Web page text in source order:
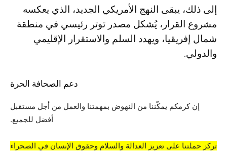
إلى ذلك، يبقى النهج الأمريكي الجديد، الذي يعكسه
مشروع القرار، يُشكل مصدر توتر رئيسي في منطقة
شمال إفريقيا، ويهدد السلم والاستقرار الإقليمي
والدولي.
دعم الصحافة الحرة
إن كرمكم يمكّننا من النهوض بمهمتنا والعمل من أجل مستقبل
أفضل للجميع.
تركز حملتنا على تعزيز العدالة والسلام وحقوق الإنسان في الصحراء